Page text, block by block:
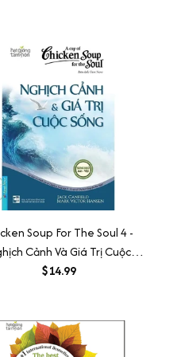
Soup For The Soul 4 -
Cảnh Và Giá Trị Cuộc
Sống
$14.99